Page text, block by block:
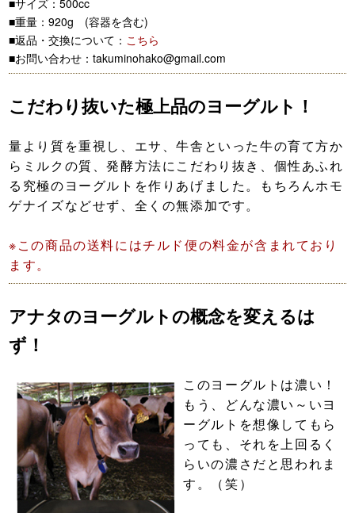
■サイズ：500cc
■重量：920g (容器を含む)
■返品・交換について： こちら
■お問い合わせ：takuminohako@gmail.com
こだわり抜いた極上品のヨーグルト！
量より質を重視し、エサ、牛舎といった牛の育て方か
らミルクの質、発酵方法にこだわり抜き、個性あふれ
る究極のヨーグルトを作りあげました。もちろんホモ
ゲナイズなどせず、全くの無添加です。
※この商品の送料にはチルド便の料金が含まれており
ます。
アナタのヨーグルトの概念を変えるは
ず！
このヨーグルトは濃い！
もう、どんな濃い～いヨ
ーグルトを想像してもら
っても、それを上回るく
らいの濃さだと思われま
す。（笑）